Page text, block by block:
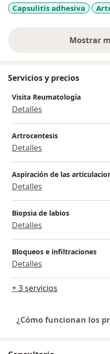
Capsulitis adhesiva
Mostrar
Servicios y precios
Visita Reumatología
Detalles
Artrocentesis
Detalles
Aspiración de las
Detalles
Biopsia de labios
Detalles
Bloqueos e infiltraciones
Detalles
+ 3 servicios
¿Cómo funcionan los